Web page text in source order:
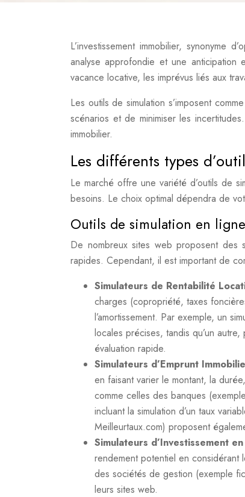
L’investissement immobilier, synonyme
analyse approfondie et une anticipation
vacance locative, les imprévus liés aux
Les outils de simulation s’imposent
scénarios et de minimiser les
immobilier.
Les différents types
Le marché offre une variété d’outils de
besoins. Le choix optimal dépendra de
Outils de simulation en
De nombreux sites web proposent des
rapides. Cependant, il est important de
Simulateurs de Rentabilité
charges (copropriété, taxes
l’amortissement. Par exemple, un
locales précises, tandis qu’un
évaluation rapide.
Simulateurs d’Emprunt
en faisant varier le montant, la
comme celles des banques
incluant la simulation d’un taux
Meilleurtaux.com) proposent
Simulateurs d’Investissement
rendement potentiel en
des sociétés de gestion (exemple
leurs sites web.